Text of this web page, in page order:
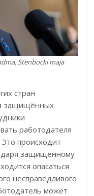
Stenbocki maja
стран
защищённых
работодателя
происходит
защищённому
опасаться
несправедливого
может